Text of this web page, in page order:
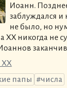
Иоанн.
заблуждался
не было, но
никогда не
папы числа